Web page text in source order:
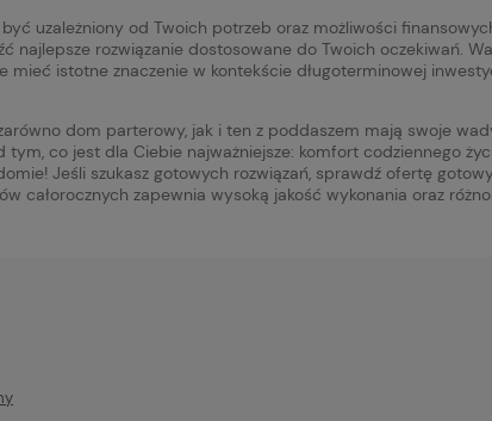
uzależniony od Twoich potrzeb oraz możliwości
najlepsze rozwiązanie dostosowane do Twoich oczekiwań.
mieć istotne znaczenie w kontekście długoterminowej
dom parterowy, jak i ten z poddaszem mają swoje
tym, co jest dla Ciebie najważniejsze: komfort codziennego
Jeśli szukasz gotowych rozwiązań, sprawdź ofertę
całorocznych zapewnia wysoką jakość wykonania oraz